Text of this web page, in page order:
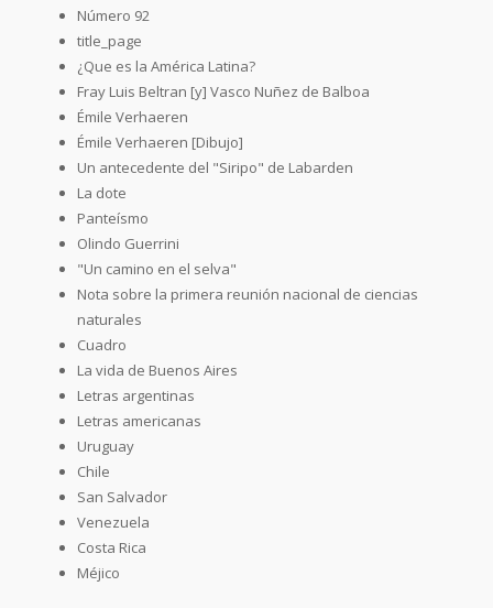
Número 92
title_page
¿Que es la América Latina?
Fray Luis Beltran [y] Vasco Nuñez de Balboa
Émile Verhaeren
Émile Verhaeren [Dibujo]
Un antecedente del "Siripo" de Labarden
La dote
Panteísmo
Olindo Guerrini
"Un camino en el selva"
Nota sobre la primera reunión nacional de ciencias
naturales
Cuadro
La vida de Buenos Aires
Letras argentinas
Letras americanas
Uruguay
Chile
San Salvador
Venezuela
Costa Rica
Méjico